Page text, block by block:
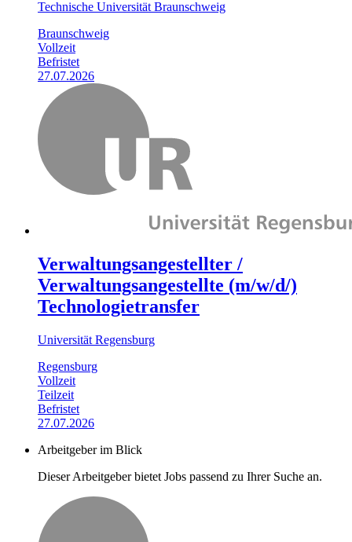
Technische Universität Braunschweig
Braunschweig
Vollzeit
Befristet
27.07.2026
Verwaltungsangestellter /
Verwaltungsangestellte (m/w/d/)
Technologietransfer
Universität Regensburg
Regensburg
Vollzeit
Teilzeit
Befristet
27.07.2026
Arbeitgeber im Blick
Dieser Arbeitgeber bietet Jobs passend zu Ihrer Suche an.